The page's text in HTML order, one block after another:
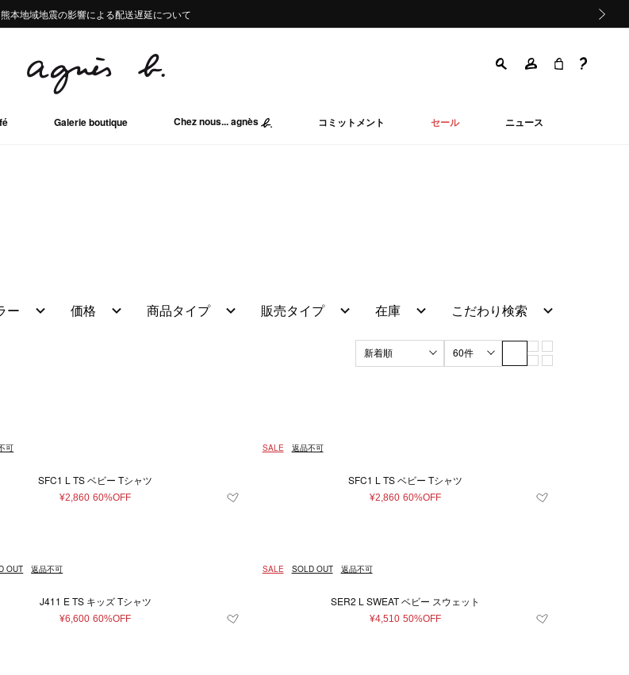
熊本地域地震の影響による配送遅延について
Summer Sale 2buy10%OFF!!
熊本地域地震の影響による配送遅延について
Summer Sale 2buy10%OFF!!
Galerie boutique Chez nous... agnès コミットメント セール ニュース
シューズ
XXL
3XL
18cm 20cm
22cm
3 24 27
28
ー
グリーン系
この条件で絞り込む
価格
条件をクリア
商品タイプ 販売タイプ 在庫 こだわり検索
可
SFC1 L TS ベビー Tシャツ
¥2,860 60%OFF
SALE 返品不可
SFC1 L TS ベビー Tシャツ
¥2,860 60%OFF
OUT 返品不可
J411 E TS キッズ Tシャツ
¥6,600 60%OFF
SALE SOLD OUT 返品不可
SER2 L SWEAT ベビー スウェット
¥4,510 50%OFF